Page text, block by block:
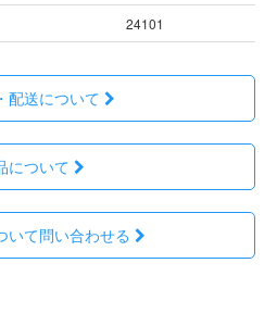
24101
配送について
について
いて問い合わせる